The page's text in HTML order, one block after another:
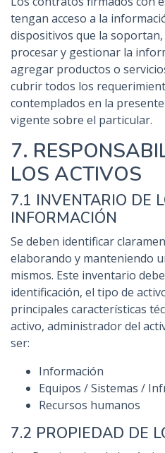
tengan acceso a la
dispositivos que la
procesar y gestionar la
agregar productos o
cubrir todos los
contemplados en la
vigente sobre el particular.
7.
LOS ACTIVOS
7.1 INVENTARIO DE
INFORMACIÓN
Se deben identificar
elaborando y manteniendo
mismos. Este inventario
identificación, el tipo de
principales características
activo, administrador del
ser:
Información
Equipos / Sistemas /
Recursos humanos
7.2 PROPIEDAD DE